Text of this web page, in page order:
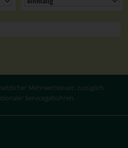
Mehrwertsteuer, zuzüglich
Servicegebühren.